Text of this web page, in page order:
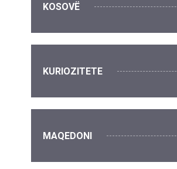
KOSOVË
KURIOZITETE
MAQEDONI